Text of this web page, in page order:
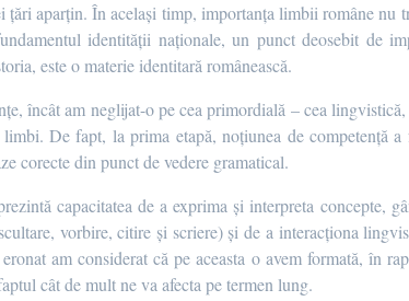
aparțin. În același timp, importanța limbii române nu
identității naționale, un punct deosebit de
este o materie identitară românească.
încât am neglijat-o pe cea primordială – cea
De fapt, la prima etapă, noțiunea de competență a
corecte din punct de vedere gramatical.
capacitatea de a exprima și interpreta concepte,
vorbire, citire și scriere) și de a interacționa
am considerat că pe aceasta o avem formată, în
cât de mult ne va afecta pe termen lung.